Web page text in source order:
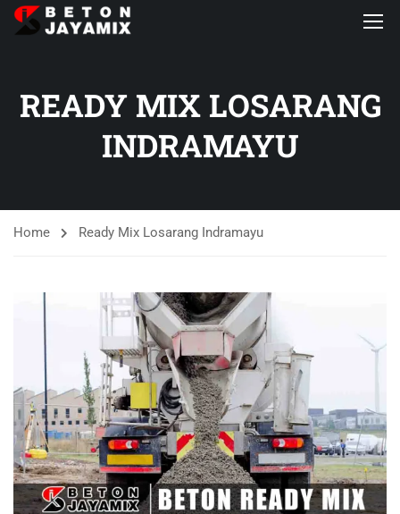
READY MIX LOSARANG
INDRAMAYU
Home Ready Mix Losarang Indramayu